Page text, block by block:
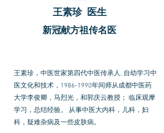
王素珍 医生
​新冠献方祖传名医
王素珍，中医世家第四代中医传承人, 自幼学习中
医文化和技术，1986-1990年间师从成都中医药
大学李俊卿，马烈光，和郭庆云教授； 临床观摩
学习，总结经验。 从事中医大内科，儿科，妇
科，疑难杂病及一些皮肤病。